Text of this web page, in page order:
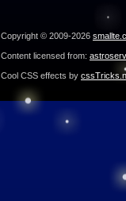
Copyright © 2009-2026
Content licensed from:
Cool CSS effects by